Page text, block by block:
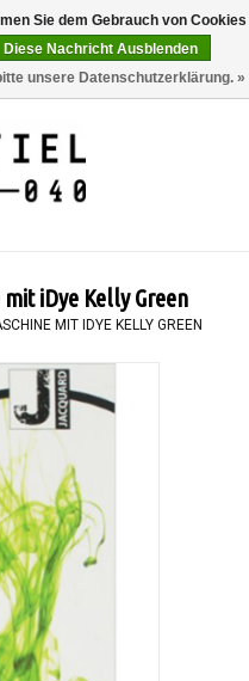
0 Artikel - €0,00
iDye Kelly Green
MIT IDYE KELLY GREEN
Sie dem Gebrauch von Cookies
Diese Nachricht Ausblenden
unsere Datenschutzerklärung. »